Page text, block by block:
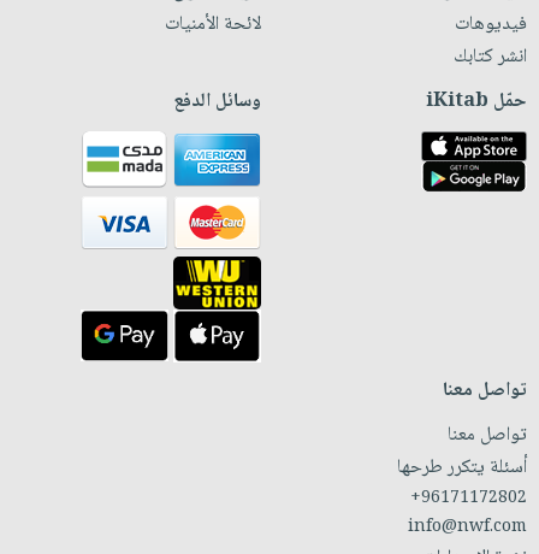
فيديوهات
انشر كتابك
لائحة الأمنيات
حمّل iKitab وسائل الدفع
تواصل معنا
تواصل معنا
أسئلة يتكرر طرحها
+96171172802
info@nwf.com